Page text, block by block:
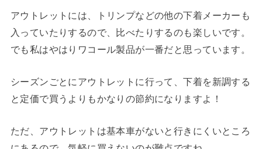
アウトレットには、トリンプなどの他の下着メーカーも
入っていたりするので、比べたりするのも楽しいです。
でも私はやはりワコール製品が一番だと思っています。
シーズンごとにアウトレットに行って、下着を新調する
と定価で買うよりもかなりの節約になりますよ！
ただ、アウトレットは基本車がないと行きにくいところ